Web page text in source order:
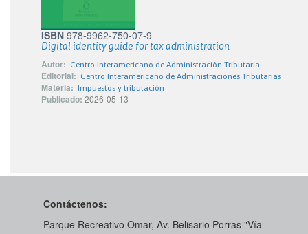
ISBN 978-9962-750-07-9
Digital identity guide for tax administration
Autor: Centro Interamericano de Administración Tributaria
Editorial: Centro Interamericano de Administraciones Tributarias
Materia: Impuestos y tributación
Publicado: 2026-05-13
Contáctenos:
Parque Recreativo Omar, Av. Belisario Porras "Vía